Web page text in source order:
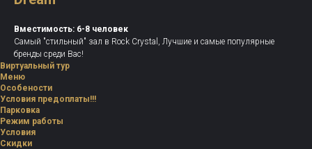
Вместимость: 6-8 человек
Самый "стильный" зал в Rock Crystal, Лучшие и самые популярные
бренды среди Вас!
Виртуальный тур
Меню
Особености
Условия предоплаты!!!
Парковка
Режим работы
Условия
Скидки